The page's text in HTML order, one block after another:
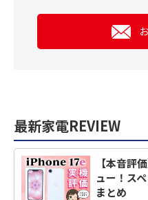
最新家電REVIEW
【本音評
ュー！ス
まとめ